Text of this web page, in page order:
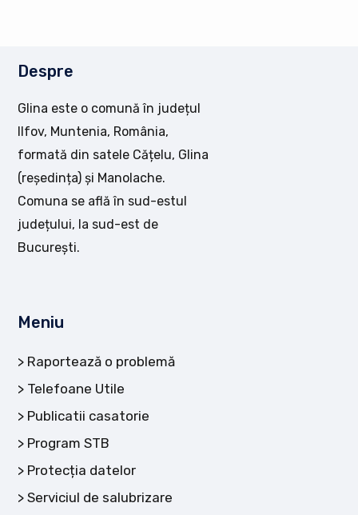
Despre
Glina este o comună în județul
Ilfov, Muntenia, România,
formată din satele Cățelu, Glina
(reședința) și Manolache.
Comuna se află în sud-estul
județului, la sud-est de
București.
Meniu
Raportează o problemă
Telefoane Utile
Publicatii casatorie
Program STB
Protecția datelor
Serviciul de salubrizare